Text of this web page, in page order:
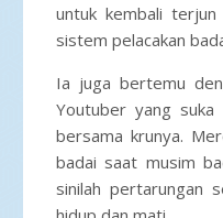
untuk kembali
sistem pelacakan
Ia juga bertemu
Youtuber yang
bersama krunya.
badai saat musim
sinilah pertarungan